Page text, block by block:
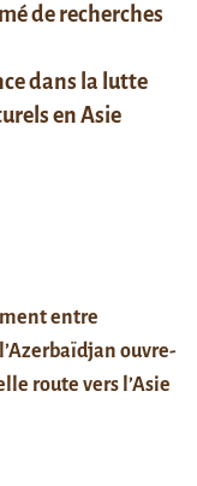
de recherches
dans la lutte
en Asie
entre
ouvre-
route vers l’Asie